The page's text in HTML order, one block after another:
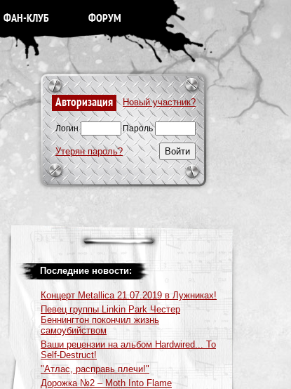
ФАН-КЛУБ ФОРУМ
Авторизация Новый участник?
Логин Пароль
Утерян пароль?
Последние новости:
Концерт Metallica 21.07.2019 в Лужниках!
Певец группы Linkin Park Честер
Беннингтон покончил жизнь
самоубийством
Ваши рецензии на альбом Hardwired... To
Self-Destruct!
"Атлас, расправь плечи!"
Дорожка №2 – Moth Into Flame